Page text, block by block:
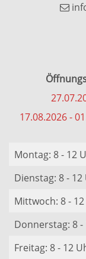
17.08.2026 -
Montag: 8 - 12
Dienstag: 8 -
Mittwoch: 8 -
Donnerstag: 8
Freitag: 8 - 12